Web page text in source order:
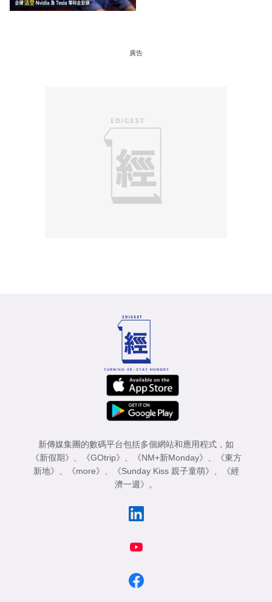
廣告
新傳媒集團的數碼平台包括多個網站和應用程式，如
《新假期》
《GOtrip》 《NM+新Monday》
《東方
新地》
《more》 《Sunday Kiss 親子童萌》
《經
濟一週》
。